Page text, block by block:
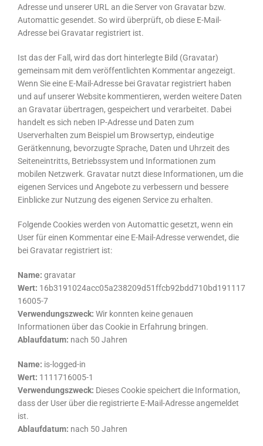
Adresse und unserer URL an die Server von Gravatar bzw.
Automattic gesendet. So wird überprüft, ob diese E-Mail-
Adresse bei Gravatar registriert ist.
Ist das der Fall, wird das dort hinterlegte Bild (Gravatar)
gemeinsam mit dem veröffentlichten Kommentar angezeigt.
Wenn Sie eine E-Mail-Adresse bei Gravatar registriert haben
und auf unserer Website kommentieren, werden weitere Daten
an Gravatar übertragen, gespeichert und verarbeitet. Dabei
handelt es sich neben IP-Adresse und Daten zum
Userverhalten zum Beispiel um Browsertyp, eindeutige
Gerätkennung, bevorzugte Sprache, Daten und Uhrzeit des
Seiteneintritts, Betriebssystem und Informationen zum
mobilen Netzwerk. Gravatar nutzt diese Informationen, um die
eigenen Services und Angebote zu verbessern und bessere
Einblicke zur Nutzung des eigenen Service zu erhalten.
Folgende Cookies werden von Automattic gesetzt, wenn ein
User für einen Kommentar eine E-Mail-Adresse verwendet, die
bei Gravatar registriert ist:
Name: gravatar
Wert: 16b3191024acc05a238209d51ffcb92bdd710bd191117
16005-7
Verwendungszweck: Wir konnten keine genauen
Informationen über das Cookie in Erfahrung bringen.
Ablaufdatum: nach 50 Jahren
Name: is-logged-in
Wert: 1111716005-1
Verwendungszweck: Dieses Cookie speichert die Information,
dass der User über die registrierte E-Mail-Adresse angemeldet
ist.
Ablaufdatum: nach 50 Jahren